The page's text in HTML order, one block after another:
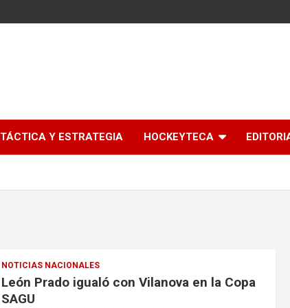
TÁCTICA Y ESTRATEGIA HOCKEYTECA
NOTICIAS NACIONALES
León Prado igualó con Vilanova en la Copa
SAGU